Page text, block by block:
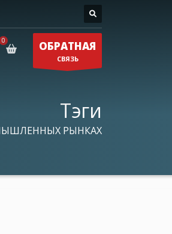
ОБРАТНАЯ
СВЯЗЬ
Тэги
РЫНКАХ